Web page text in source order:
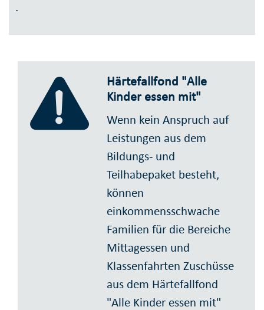
.
Härtefallfond "Alle
Kinder essen mit"
Wenn kein Anspruch auf
Leistungen aus dem
Bildungs- und
Teilhabepaket besteht,
können
einkommensschwache
Familien für die Bereiche
Mittagessen und
Klassenfahrten Zuschüsse
aus dem Härtefallfond
"Alle Kinder essen mit"